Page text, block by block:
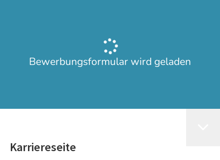
Bewerbungsformular wird geladen
Karriereseite